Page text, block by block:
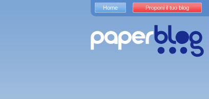
Home Proponi il tuo blog